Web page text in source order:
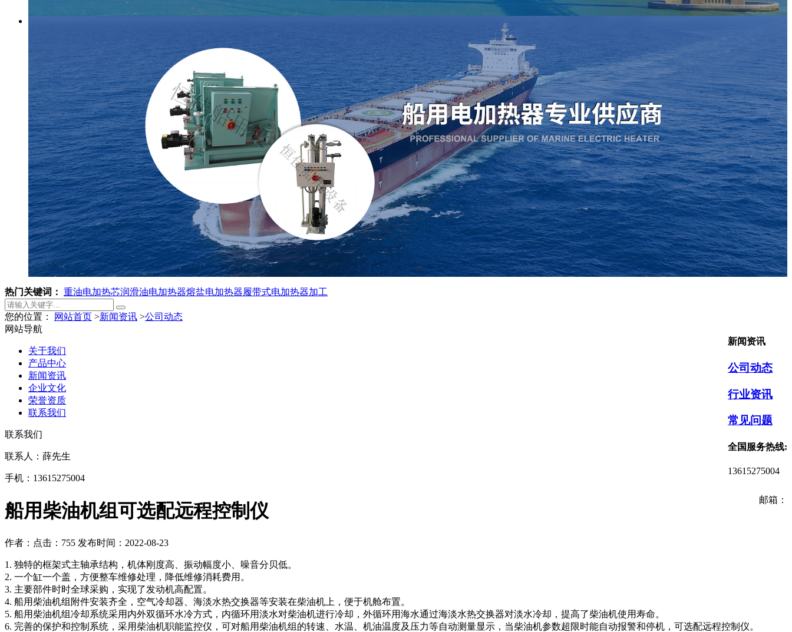
热门关键词： 重油电加热芯润滑油电加热器熔盐电加热器履带式电加热器加工
您的位置： 网站首页 >新闻资讯 >公司动态
新闻资讯
公司动态
行业资讯
常见问题
全国服务热线:
13615275004
船用柴油机组可选配远程控制仪
作者： 点击：755 发布时间：2022-08-23
1. 独特的框架式主轴承结构，机体刚度高、振动幅度小、噪音分贝低。
2. 一个缸一个盖，方便整车维修处理，降低维修消耗费用。
3. 主要部件时时全球采购，实现了发动机高配置。
4. 船用柴油机组附件安装齐全，空气冷却器、海淡水热交换器等安装在柴油机上，便于机舱布置。
5. 船用柴油机组冷却系统采用内外双循环水冷方式，内循环用淡水对柴油机进行冷却，外循环用海水通过海淡水热交换器对淡水冷却，提高了柴油机使用寿命。
6. 完善的保护和控制系统，采用柴油机职能监控仪，可对船用柴油机组的转速、水温、机油温度及压力等自动测量显示，当柴油机参数超限时能自动报警和停机，可选配远程控制仪。
网站导航
关于我们
产品中心
新闻资讯
企业文化
荣誉资质
联系我们
联系我们
联系人：薛先生
手机：13615275004
邮箱：